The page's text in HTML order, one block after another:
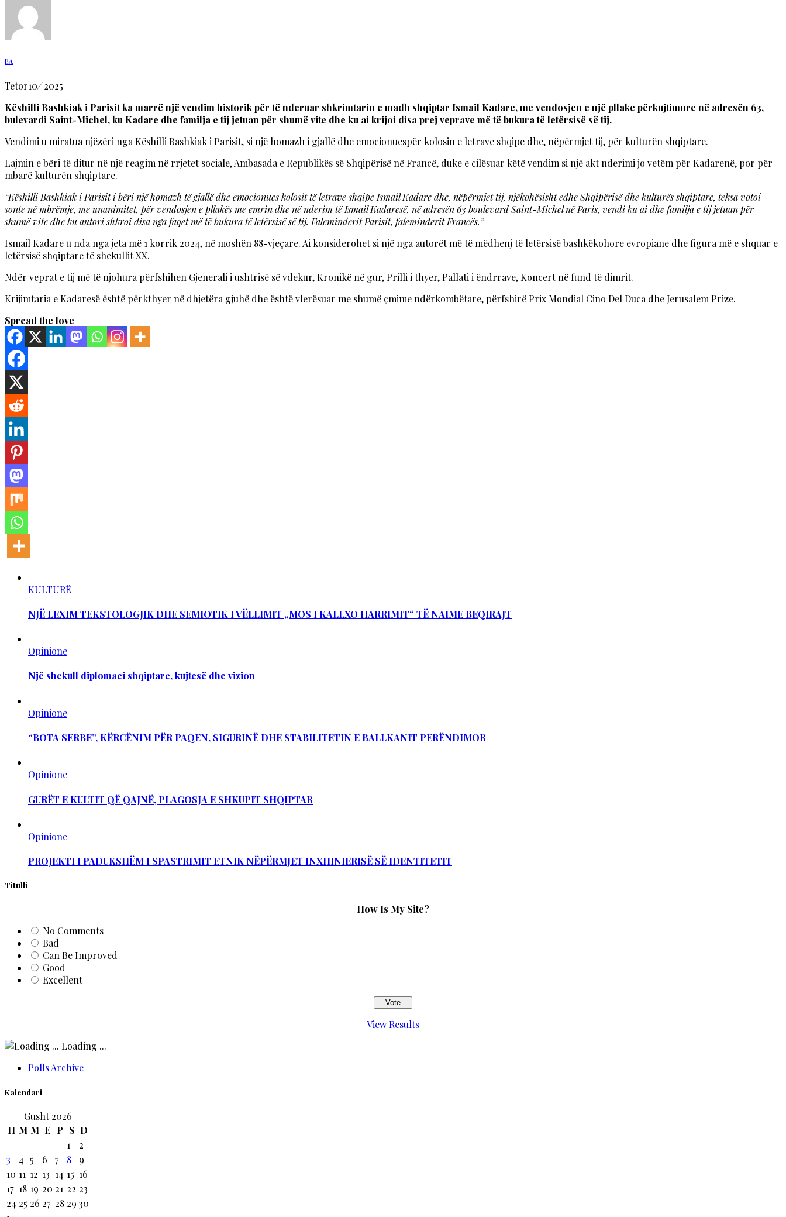
EA
Tetor10/2025
Këshilli Bashkiak i Parisit ka marrë një vendim historik për të nderuar shkrimtarin e madh shqiptar Ismail Kadare, me vendosjen e një pllake përkujtimore në adresën 63,
bulevardi Saint-Michel, ku Kadare dhe familja e tij jetuan për shumë vite dhe ku ai krijoi disa prej veprave më të bukura të letërsisë së tij.
Vendimi u miratua njëzëri nga Këshilli Bashkiak i Parisit, si një homazh i gjallë dhe emocionuespër kolosin e letrave shqipe dhe, nëpërmjet tij, për kulturën shqiptare.
Lajmin e bëri të ditur në një reagim në rrjetet sociale, Ambasada e Republikës së Shqipërisë në Francë, duke e cilësuar këtë vendim si një akt nderimi jo vetëm për Kadarenë, por për
mbarë kulturën shqiptare.
“Këshilli Bashkiak i Parisit i bëri një homazh të gjallë dhe emocionues kolosit të letrave shqipe Ismail Kadare dhe, nëpërmjet tij, njëkohësisht edhe Shqipërisë dhe kulturës shqiptare, teksa votoi
sonte në mbrëmje, me unanimitet, për vendosjen e pllakës me emrin dhe në nderim të Ismail Kadaresë, në adresën 63 boulevard Saint-Michel në Paris, vendi ku ai dhe familja e tij jetuan për
shumë vite dhe ku autori shkroi disa nga faqet më të bukura të letërsisë së tij. Faleminderit Parisit, faleminderit Francës.”
Ismail Kadare u nda nga jeta më 1 korrik 2024, në moshën 88-vjeçare. Ai konsiderohet si një nga autorët më të mëdhenj të letërsisë bashkëkohore evropiane dhe figura më e shquar e
letërsisë shqiptare të shekullit XX.
Ndër veprat e tij më të njohura përfshihen Gjenerali i ushtrisë së vdekur, Kronikë në gur, Prilli i thyer, Pallati i ëndrrave, Koncert në fund të dimrit.
Krijimtaria e Kadaresë është përkthyer në dhjetëra gjuhë dhe është vlerësuar me shumë çmime ndërkombëtare, përfshirë Prix Mondial Cino Del Duca dhe Jerusalem Prize.
Spread the love
KULTURË
NJË LEXIM TEKSTOLOGJIK DHE SEMIOTIK I VËLLIMIT „MOS I KALLXO HARRIMIT“ TË NAIME BEQIRAJT
Opinione
Një shekull diplomaci shqiptare, kujtesë dhe vizion
Opinione
“BOTA SERBE”, KËRCËNIM PËR PAQEN, SIGURINË DHE STABILITETIN E BALLKANIT PERËNDIMOR
Opinione
GURËT E KULTIT QË QAJNË, PLAGOSJA E SHKUPIT SHQIPTAR
Opinione
PROJEKTI I PADUKSHËM I SPASTRIMIT ETNIK NËPËRMJET INXHINIERISË SË IDENTITETIT
Titulli
How Is My Site?
No Comments
Bad
Can Be Improved
Good
Excellent
View Results
Loading ...
Polls Archive
Kalendari
Gusht 2026
H M M E P S D
1
2
3
4 5 6 7 8
9
10 11 12 13 14 15 16
17 18 19 20 21 22 23
24 25 26 27 28 29 30